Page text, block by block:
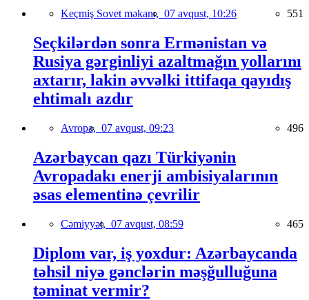
Keçmiş Sovet məkanı, 07 avqust, 10:26 551
Seçkilərdən sonra Ermənistan və
Rusiya gərginliyi azaltmağın yollarını
axtarır, lakin əvvəlki ittifaqa qayıdış
ehtimalı azdır
Avropa, 07 avqust, 09:23 496
Azərbaycan qazı Türkiyənin
Avropadakı enerji ambisiyalarının
əsas elementinə çevrilir
Cəmiyyət, 07 avqust, 08:59 465
Diplom var, iş yoxdur: Azərbaycanda
təhsil niyə gənclərin məşğulluğuna
təminat vermir?